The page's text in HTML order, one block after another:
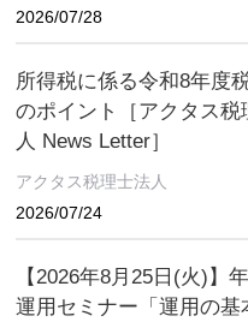
2026/07/28
所得税に係る令和8年度
のポイント［アクタス税
人 News Letter］
アクタス税理士法人
2026/07/24
【2026年8月25日(火)】
運用セミナー「運用の基